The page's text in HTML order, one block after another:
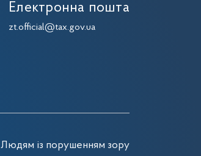
Електронна пошта
zt.official@tax.gov.ua
Людям із порушенням зору